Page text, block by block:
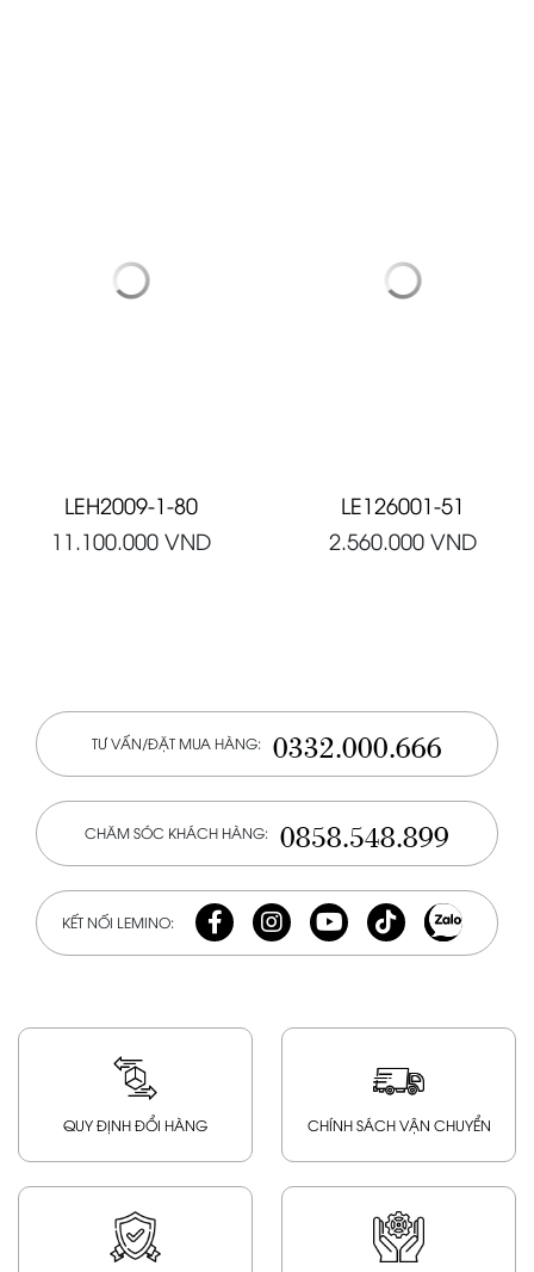
LEH2009-1-80
11.100.000 VND
LE126001-51
2.560.000 VND
TƯ VẤN/ĐẶT MUA HÀNG: 0332.000.666
CHĂM SÓC KHÁCH HÀNG: 0858.548.899
KẾT NỐI LEMINO:
QUY ĐỊNH ĐỔI HÀNG CHÍNH SÁCH VẬN CHUYỂN